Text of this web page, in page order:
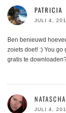
PATRICIA
JULI 4,
Ben benieuwd
zoiets doet! :) You go
gratis te
NATASCHA
JULI 4,